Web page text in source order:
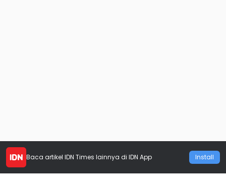
Baca artikel IDN Times lainnya di IDN App Install